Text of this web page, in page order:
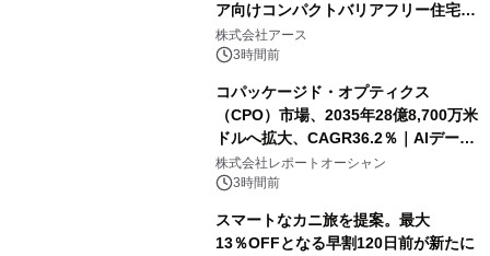
ア向けコンパクトバリアフリー住宅が
誕生
株式会社アース
3時間前
コパッケージド・オプティクス
（CPO）市場、2035年28億8,700万米
ドルへ拡大、CAGR36.2％｜AIデータ
センター・高速光通信需要が成長を加
速
株式会社レポートオーシャン
3時間前
スマートなカニ旅を提案。最大
13％OFFとなる早割120日前が新たに